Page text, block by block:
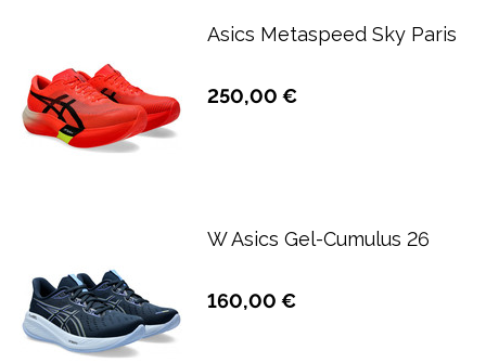
Asics Metaspeed Sky Paris
250,00 €
W Asics Gel-Cumulus 26
160,00 €